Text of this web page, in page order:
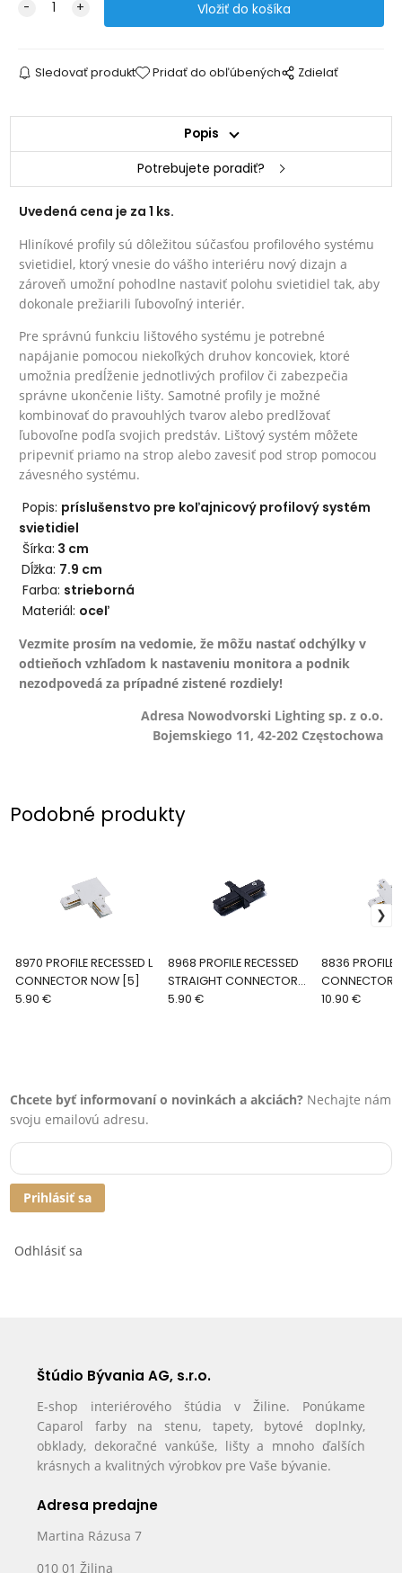
Sledovať produkt Pridať do obľúbených Zdielať
Popis
Potrebujete poradiť?
Uvedená cena je za 1 ks.
Hliníkové profily sú dôležitou súčasťou profilového systému
svietidiel, ktorý vnesie do vášho interiéru nový dizajn a
zároveň umožní pohodlne nastaviť polohu svietidiel tak, aby
dokonale prežiarili ľubovoľný interiér.
Pre správnú funkciu lištového systému je potrebné
napájanie pomocou niekoľkých druhov koncoviek, ktoré
umožnia predĺženie jednotlivých profilov či zabezpečia
správne ukončenie lišty. Samotné profily je možné
kombinovať do pravouhlých tvarov alebo predlžovať
ľubovoľne podľa svojich predstáv. Lištový systém môžete
pripevniť priamo na strop alebo zavesiť pod strop pomocou
závesného systému.
Popis: príslušenstvo pre koľajnicový profilový systém
svietidiel
Šírka: 3 cm
Dĺžka: 7.9 cm
Farba: strieborná
Materiál: oceľ
Vezmite prosím na vedomie, že môžu nastať odchýlky v
odtieňoch vzhľadom k nastaveniu monitora a podnik
nezodpovedá za prípadné zistené rozdiely!
Adresa Nowodvorski Lighting sp. z o.o.
Bojemskiego 11, 42-202 Częstochowa
Podobné produkty
8970 PROFILE RECESSED L
CONNECTOR NOW [5]
5.90 €
8968 PROFILE RECESSED
STRAIGHT CONNECTOR
NOW [3]
5.90 €
8836 PROFILE
CONNECTOR
10.90 €
Chcete byť informovaní o novinkách a akciách? Nechajte nám
svoju emailovú adresu.
Prihlásiť sa
Odhlásiť sa
Štúdio Bývania AG, s.r.o.
E-shop interiérového štúdia v Žiline. Ponúkame
Caparol farby na stenu, tapety, bytové doplnky,
obklady, dekoračné vankúše, lišty a mnoho ďalších
krásnych a kvalitných výrobkov pre Vaše bývanie.
Adresa predajne
Martina Rázusa 7
010 01 Žilina